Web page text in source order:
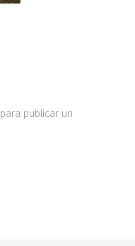
para publicar un